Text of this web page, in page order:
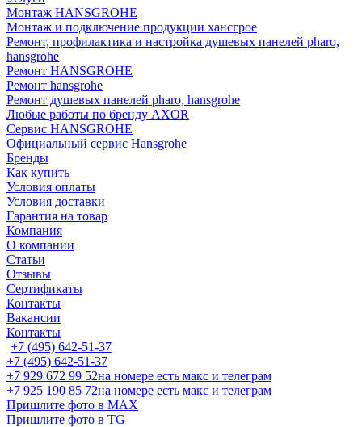
Монтаж HANSGROHE
Монтаж и подключение продукции хансгрое
Ремонт, профилактика и настройка душевых панелей pharo,
hansgrohe
Ремонт HANSGROHE
Ремонт hansgrohe
Ремонт душевых панелей pharo, hansgrohe
Любые работы по бренду AXOR
Сервис HANSGROHE
Официальный сервис Hansgrohe
Бренды
Как купить
Условия оплаты
Условия доставки
Гарантия на товар
Компания
О компании
Статьи
Отзывы
Сертификаты
Контакты
Вакансии
Контакты
+7 (495) 642-51-37
+7 (495) 642-51-37
+7 929 672 99 52на номере есть макс и телеграм
+7 925 190 85 72на номере есть макс и телеграм
Пришлите фото в MAX
Пришлите фото в TG